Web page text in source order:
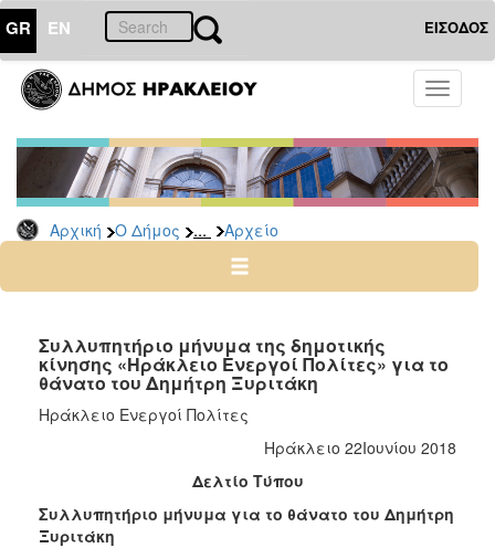
GR EN ΕΙΣΟΔΟΣ
Toggle
Αρχική Ο Δήμος ... Αρχείο
ΔΗΜΟΣ
Δημοτικές
Παρατάξεις
Αρχείο
ΠΟΛΙΤΙΣΜΟΣ
Συλλυπητήριο μήνυμα της δημοτικής
κίνησης «Ηράκλειο Ενεργοί Πολίτες» για το
θάνατο του Δημήτρη Ξυριτάκη
Ηράκλειο Ενεργοί Πολίτες
Ηράκλειο 22Ιουνίου 2018
Δελτίο Τύπου
Συλλυπητήριο μήνυμα για το θάνατο του Δημήτρη
Ξυριτάκη